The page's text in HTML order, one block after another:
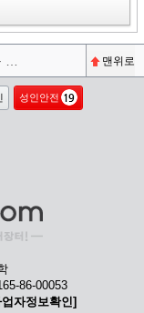
맨위로
성인안전
86-00053
업자정보확인]